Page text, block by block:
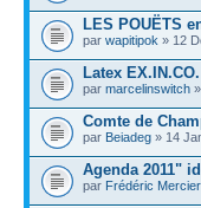
LES POUËTS
par wapitipok » 12
Latex EX.IN.CO.
par marcelinswitch
Comte de
par Beiadeg » 14
Agenda 2011"
par Frédéric Mercier